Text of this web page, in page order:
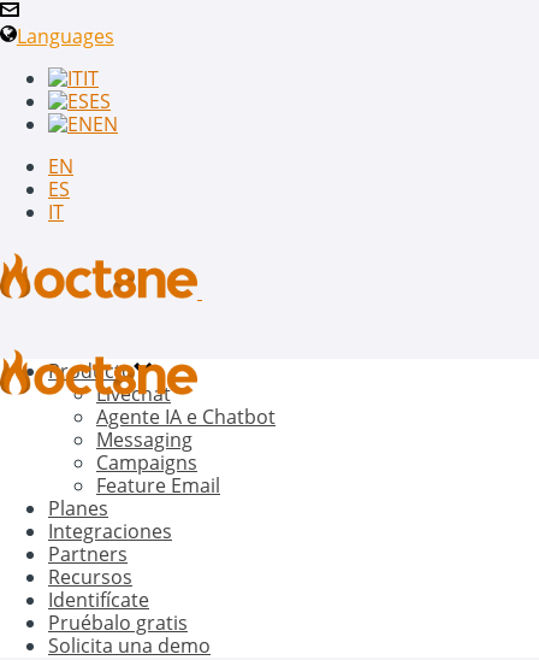
Languages
IT
ES
EN
EN
ES
IT
Producto
Livechat
Agente IA e Chatbot
Messaging
Campaigns
Feature Email
Planes
Integraciones
Partners
Recursos
Identifícate
Pruébalo gratis
Solicita una demo